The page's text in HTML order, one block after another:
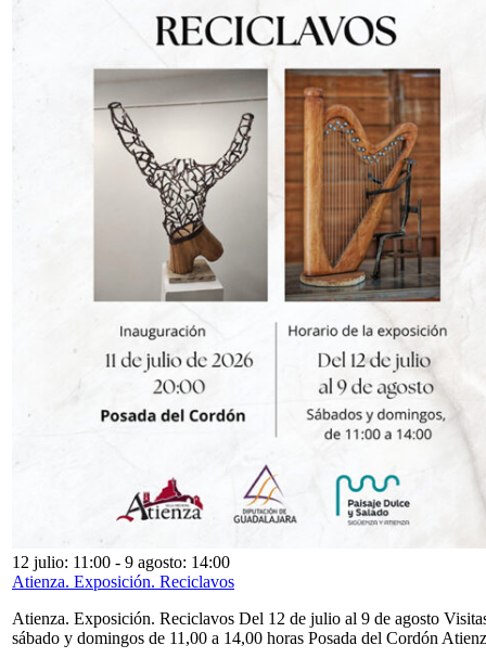
12 julio: 11:00 - 9 agosto: 14:00
Atienza. Exposición. Reciclavos
Atienza. Exposición. Reciclavos Del 12 de julio al 9 de agosto
sábado y domingos de 11,00 a 14,00 horas Posada del Cordón